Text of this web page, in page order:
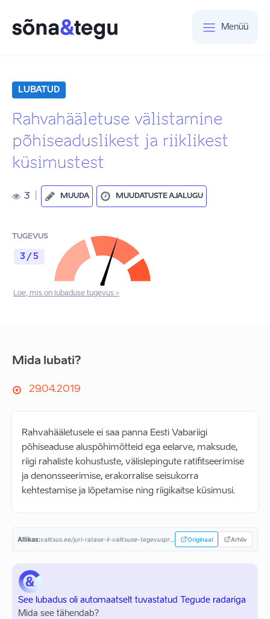
Menüü
LUBATUD
Rahvahääletuse välistamine
põhiseaduslikest ja riiklikest
küsimustest
3 MUUDA MUUDATUSTE AJALUGU
TUGEVUS
3 / 5
Loe, mis on lubaduse tugevus >
Mida lubati?
29.04.2019
Rahvahääletusele ei saa panna Eesti Vabariigi
põhiseaduse aluspõhimõtteid ega eelarve, maksude,
riigi rahaliste kohustuste, välislepingute ratifitseerimise
ja denonsseerimise, erakorralise seisukorra
kehtestamise ja lõpetamise ning riigikaitse küsimusi.
Allikas: Originaal Arhiiv
See lubadus oli automaatselt tuvastatud Tegude radariga
Mida see tähendab?